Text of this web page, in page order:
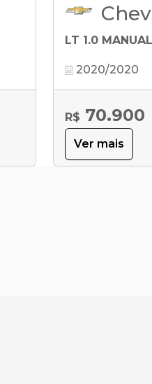
LT 1.0 MANUAL
2020/2020
R$ 70.900
Ver mais